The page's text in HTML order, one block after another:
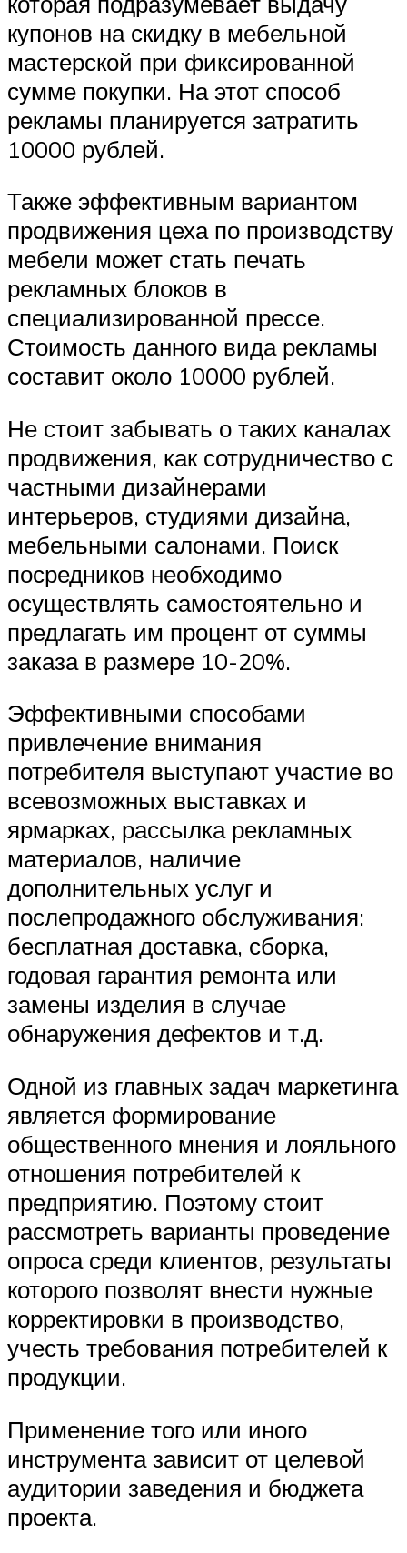
купонов на скидку в мебельной
мастерской при фиксированной
сумме покупки. На этот способ
рекламы планируется затратить
10000 рублей.
Также эффективным вариантом
продвижения цеха по производству
мебели может стать печать
рекламных блоков в
специализированной прессе.
Стоимость данного вида рекламы
составит около 10000 рублей.
Не стоит забывать о таких каналах
продвижения, как сотрудничество с
частными дизайнерами
интерьеров, студиями дизайна,
мебельными салонами. Поиск
посредников необходимо
осуществлять самостоятельно и
предлагать им процент от суммы
заказа в размере 10-20%.
Эффективными способами
привлечение внимания
потребителя выступают участие во
всевозможных выставках и
ярмарках, рассылка рекламных
материалов, наличие
дополнительных услуг и
послепродажного обслуживания:
бесплатная доставка, сборка,
годовая гарантия ремонта или
замены изделия в случае
обнаружения дефектов и т.д.
Одной из главных задач маркетинга
является формирование
общественного мнения и лояльного
отношения потребителей к
предприятию. Поэтому стоит
рассмотреть варианты проведение
опроса среди клиентов, результаты
которого позволят внести нужные
корректировки в производство,
учесть требования потребителей к
продукции.
Применение того или иного
инструмента зависит от целевой
аудитории заведения и бюджета
проекта.